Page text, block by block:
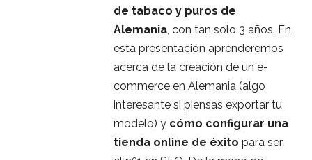
de tabaco y puros de
Alemania, con tan solo 3 años. En
esta presentación aprenderemos
acerca de la creación de un e-
commerce en Alemania (algo
interesante si piensas exportar tu
modelo) y cómo configurar una
tienda online de éxito para ser